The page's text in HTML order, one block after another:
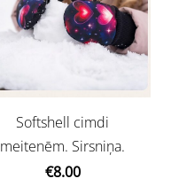
Softshell cimdi
meitenēm. Sirsniņa.
€8.00